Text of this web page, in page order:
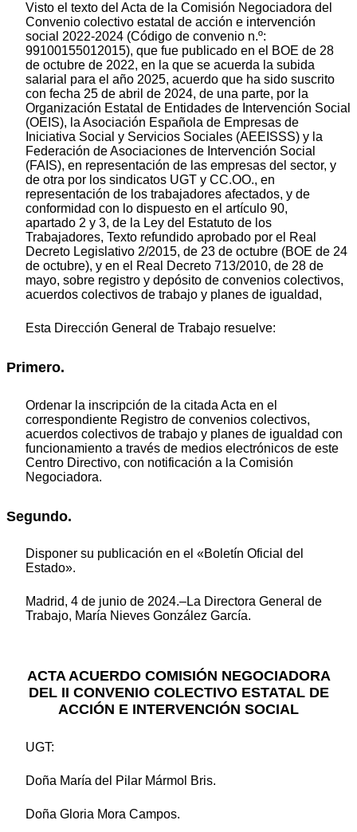
Visto el texto del Acta de la Comisión Negociadora del
Convenio colectivo estatal de acción e intervención
social 2022-2024 (Código de convenio n.º:
99100155012015), que fue publicado en el BOE de 28
de octubre de 2022, en la que se acuerda la subida
salarial para el año 2025, acuerdo que ha sido suscrito
con fecha 25 de abril de 2024, de una parte, por la
Organización Estatal de Entidades de Intervención Social
(OEIS), la Asociación Española de Empresas de
Iniciativa Social y Servicios Sociales (AEEISSS) y la
Federación de Asociaciones de Intervención Social
(FAIS), en representación de las empresas del sector, y
de otra por los sindicatos UGT y CC.OO., en
representación de los trabajadores afectados, y de
conformidad con lo dispuesto en el artículo 90,
apartado 2 y 3, de la Ley del Estatuto de los
Trabajadores, Texto refundido aprobado por el Real
Decreto Legislativo 2/2015, de 23 de octubre (BOE de 24
de octubre), y en el Real Decreto 713/2010, de 28 de
mayo, sobre registro y depósito de convenios colectivos,
acuerdos colectivos de trabajo y planes de igualdad,
Esta Dirección General de Trabajo resuelve:
Primero.
Ordenar la inscripción de la citada Acta en el
correspondiente Registro de convenios colectivos,
acuerdos colectivos de trabajo y planes de igualdad con
funcionamiento a través de medios electrónicos de este
Centro Directivo, con notificación a la Comisión
Negociadora.
Segundo.
Disponer su publicación en el «Boletín Oficial del
Estado».
Madrid, 4 de junio de 2024.–La Directora General de
Trabajo, María Nieves González García.
ACTA ACUERDO COMISIÓN NEGOCIADORA
DEL II CONVENIO COLECTIVO ESTATAL DE
ACCIÓN E INTERVENCIÓN SOCIAL
UGT:
Doña María del Pilar Mármol Bris.
Doña Gloria Mora Campos.